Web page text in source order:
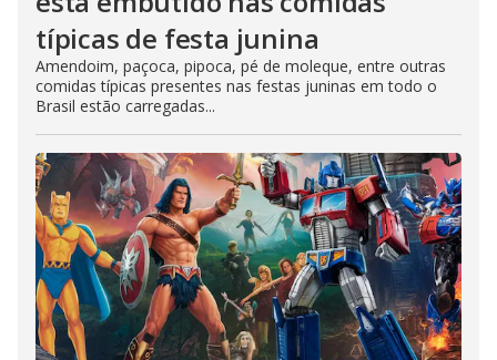
típicas de festa junina
Amendoim, paçoca, pipoca, pé de moleque, entre outras
comidas típicas presentes nas festas juninas em todo o
Brasil estão carregadas...